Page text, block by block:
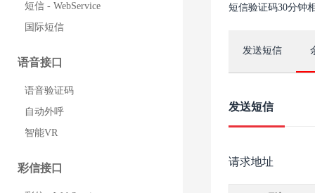
短信 - WebService
国际短信
语音接口
语音验证码
自动外呼
智能VR
彩信接口
短信验证码30分钟
发送短信
发送短信
请求地址